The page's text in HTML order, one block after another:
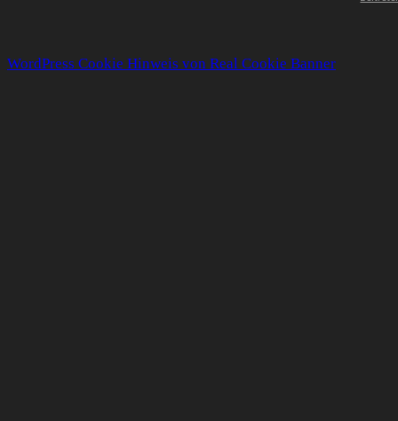
WordPress Cookie Hinweis von Real Cookie Banner